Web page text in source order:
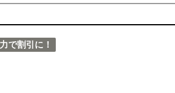
で割引に！